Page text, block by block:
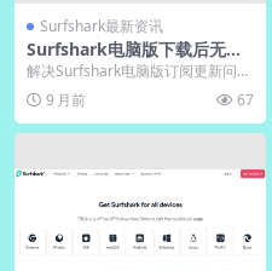
Surfshark最新资讯
Surfshark电脑版下载后无法
更新订阅？中文版手动刷新
解决Surfshark电脑版订阅更新问题
通常涉及网络连接优化与软件设置
调整。当订...
9 月前 67